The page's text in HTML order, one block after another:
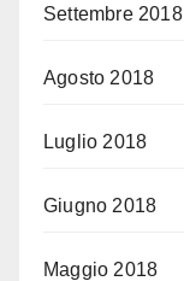
Settembre 2018
Agosto 2018
Luglio 2018
Giugno 2018
Maggio 2018